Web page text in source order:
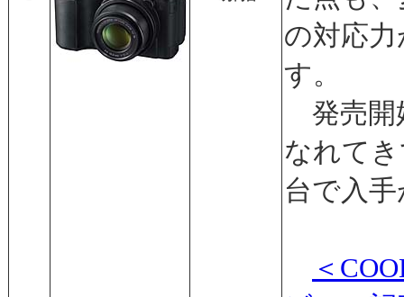
の対応
す。
発売開
なれて
台で入
＜